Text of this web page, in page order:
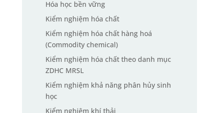
Hóa học bền vững
Kiểm nghiệm hóa chất
Kiểm nghiệm hóa chất hàng hoá
(Commodity chemical)
Kiểm nghiệm hóa chất theo danh mục
ZDHC MRSL
Kiểm nghiệm khả năng phân hủy sinh
học
Kiểm nghiệm khí thải